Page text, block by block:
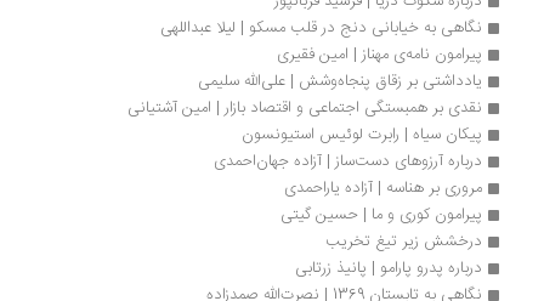
نگاهی به خیابانی دنج در قلب مسکو | لیلا عبداللهی
پیرامون نامه‌ی مهناز | امین فقیری
یادداشتی بر زقاق پنجاه‌و‌شش | علی‌الله سلیمی
نقدی بر همبستگی اجتماعی و اقتصاد بازار | امین آشتیانی
پیکان سیاه | رابرت لوئیس استیونسون
درباره آرزوهای دست‌ساز | آزاده جهان‌احمدی
مروری بر هناسه | آزاده یاراحمدی
پیرامون کوری و ما | حسین گیتی
درخشش زیر تیغ تخریب
درباره پدرو پارامو | پانیذ زرتابی
نگاهی به تابستان 1369 | نصرت‌الله صمدزاده